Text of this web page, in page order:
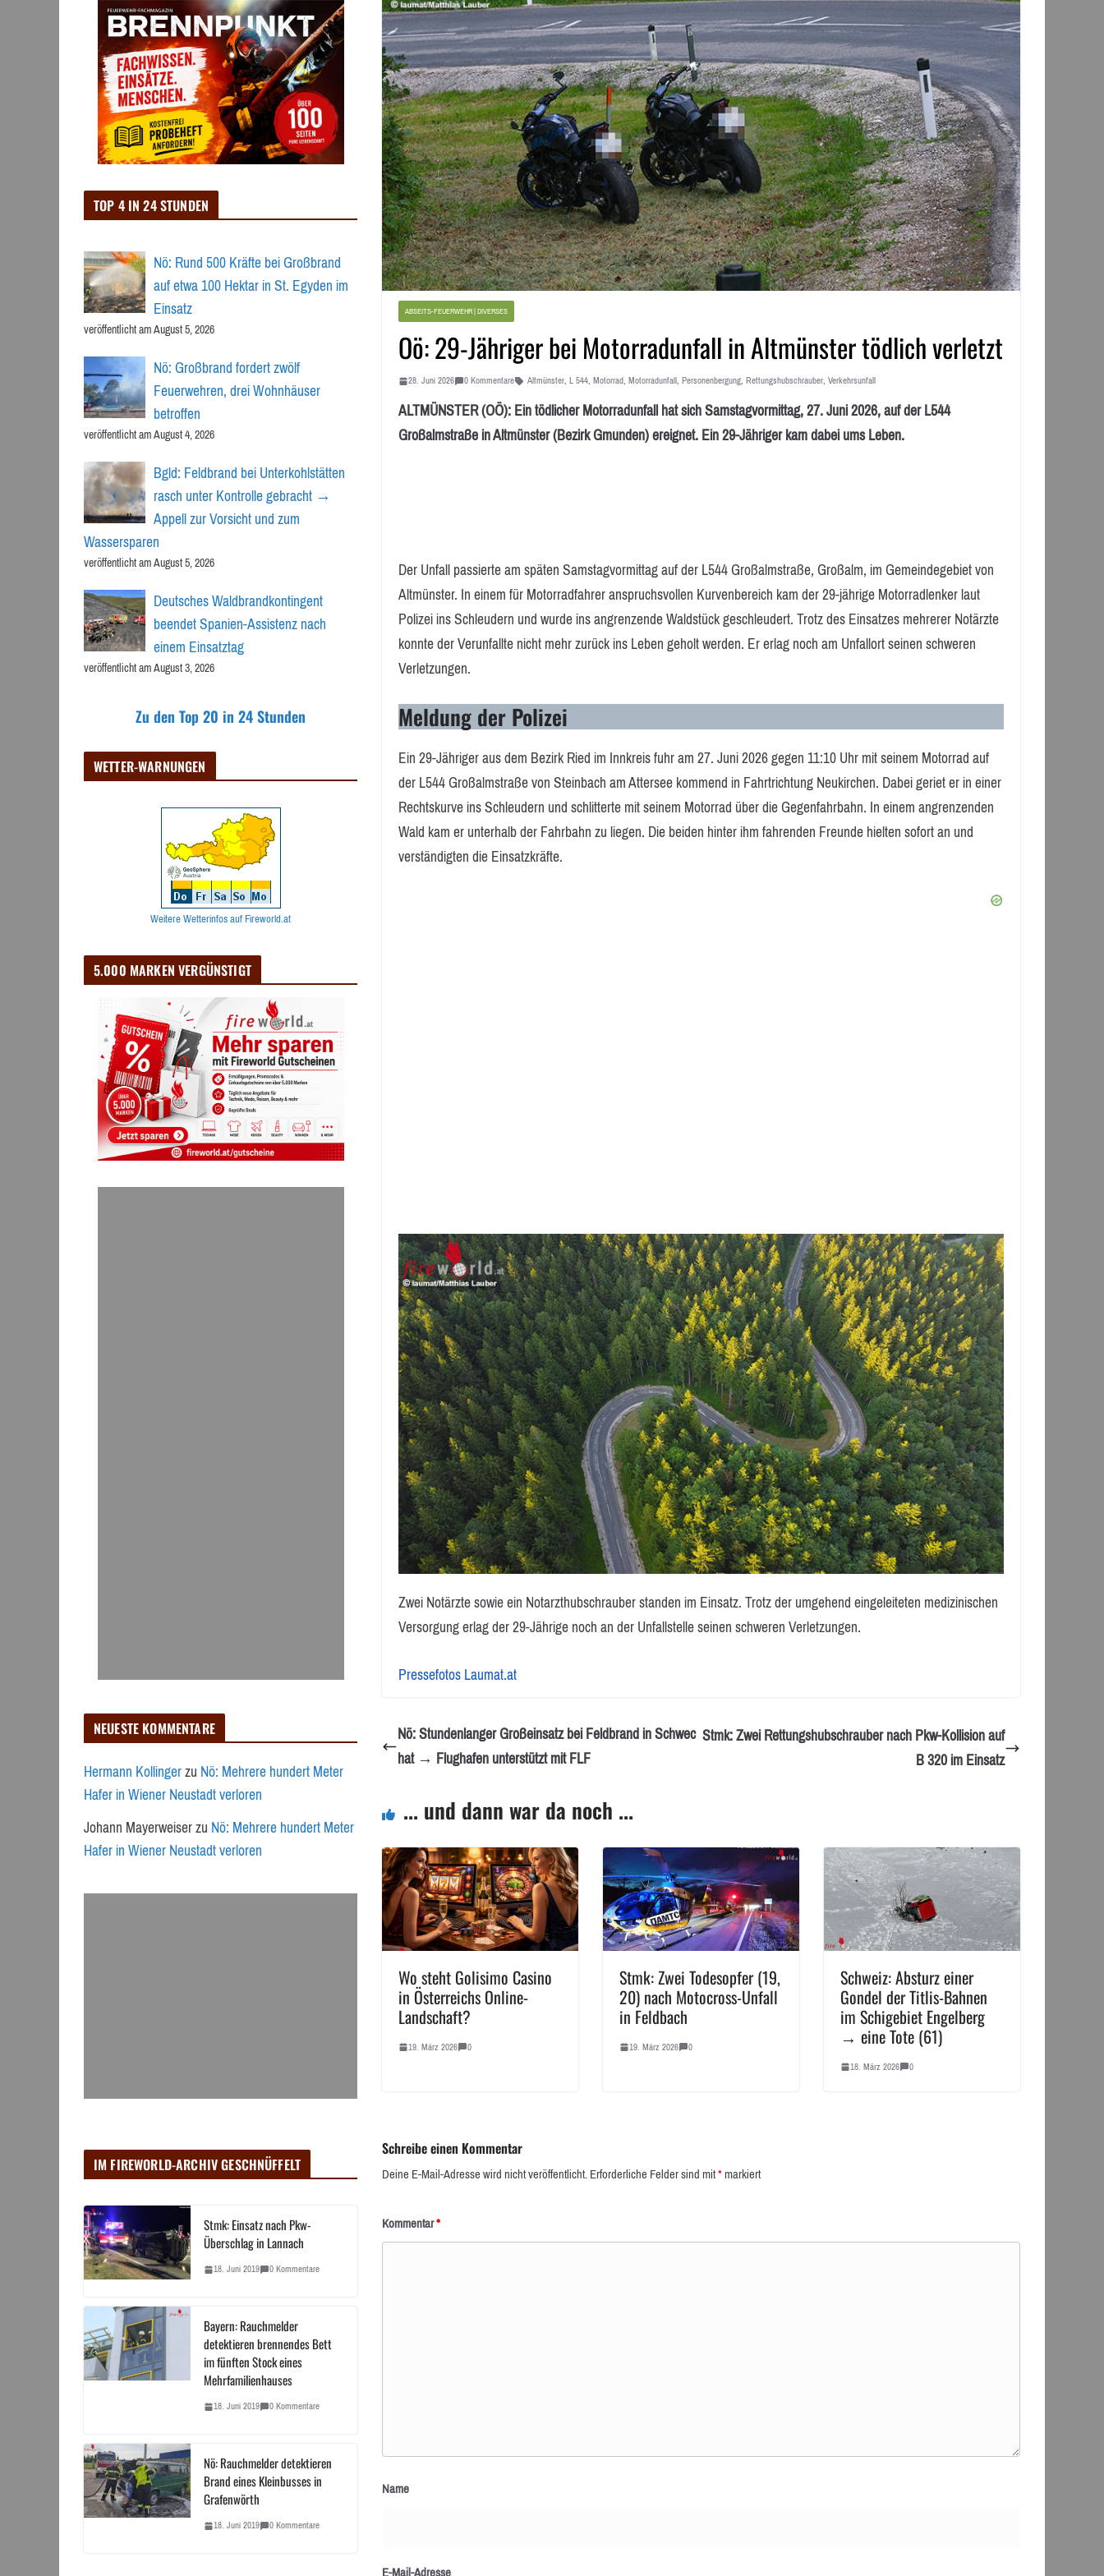
ABSEITS-FEUERWEHR | DIVERSES
Oö: 29-Jähriger bei Motorradunfall in Altmünster tödlich verletzt
28. Juni 2026 0 Kommentare Altmünster, L 544, Motorrad, Motorradunfall, Personenbergung, Rettungshubschrauber, Verkehrsunfall
ALTMÜNSTER (OÖ): Ein tödlicher Motorradunfall hat sich Samstagvormittag, 27. Juni 2026, auf der L544
Großalmstraße in Altmünster (Bezirk Gmunden) ereignet. Ein 29-Jähriger kam dabei ums Leben.
Der Unfall passierte am späten Samstagvormittag auf der L544 Großalmstraße, Großalm, im Gemeindegebiet von
Altmünster. In einem für Motorradfahrer anspruchsvollen Kurvenbereich kam der 29-jährige Motorradlenker laut
Polizei ins Schleudern und wurde ins angrenzende Waldstück geschleudert. Trotz des Einsatzes mehrerer Notärzte
konnte der Verunfallte nicht mehr zurück ins Leben geholt werden. Er erlag noch am Unfallort seinen schweren
Verletzungen.
Meldung der Polizei
Ein 29-Jähriger aus dem Bezirk Ried im Innkreis fuhr am 27. Juni 2026 gegen 11:10 Uhr mit seinem Motorrad auf
der L544 Großalmstraße von Steinbach am Attersee kommend in Fahrtrichtung Neukirchen. Dabei geriet er in einer
Rechtskurve ins Schleudern und schlitterte mit seinem Motorrad über die Gegenfahrbahn. In einem angrenzenden
Wald kam er unterhalb der Fahrbahn zu liegen. Die beiden hinter ihm fahrenden Freunde hielten sofort an und
verständigten die Einsatzkräfte.
Zwei Notärzte sowie ein Notarzthubschrauber standen im Einsatz. Trotz der umgehend eingeleiteten medizinischen
Versorgung erlag der 29-Jährige noch an der Unfallstelle seinen schweren Verletzungen.
Pressefotos Laumat.at
Nö: Stundenlanger Großeinsatz bei Feldbrand in Schwec
hat → Flughafen unterstützt mit FLF
Stmk: Zwei Rettungshubschrauber nach Pkw-Kollision auf
B 320 im Einsatz
... und dann war da noch ...
Wo steht Golisimo Casino
in Österreichs Online-
Landschaft?
19. März 2026 0
Stmk: Zwei Todesopfer (19,
20) nach Motocross-Unfall
in Feldbach
19. März 2026 0
Schweiz: Absturz einer
Gondel der Titlis-Bahnen
im Schigebiet Engelberg
→ eine Tote (61)
18. März 2026 0
Schreibe einen Kommentar
Deine E-Mail-Adresse wird nicht veröffentlicht.Erforderliche Felder sind mit*markiert
Kommentar*
Name
TOP 4 IN 24 STUNDEN
Nö: Rund 500 Kräfte bei Großbrand
auf etwa 100 Hektar in St. Egyden im
Einsatz
veröffentlicht am August 5, 2026
Nö: Großbrand fordert zwölf
Feuerwehren, drei Wohnhäuser
betroffen
veröffentlicht am August 4, 2026
Bgld: Feldbrand bei Unterkohlstätten
rasch unter Kontrolle gebracht →
Appell zur Vorsicht und zum
Wassersparen
veröffentlicht am August 5, 2026
Deutsches Waldbrandkontingent
beendet Spanien-Assistenz nach
einem Einsatztag
veröffentlicht am August 3, 2026
Zu den Top 20 in 24 Stunden
WETTER-WARNUNGEN
Weitere Wetterinfos auf Fireworld.at
5.000 MARKEN VERGÜNSTIGT
NEUESTE KOMMENTARE
Hermann KollingerzuNö: Mehrere hundert Meter
Hafer in Wiener Neustadt verloren
Johann MayerweiserzuNö: Mehrere hundert Meter
Hafer in Wiener Neustadt verloren
IM FIREWORLD-ARCHIV GESCHNÜFFELT
Stmk: Einsatz nach Pkw-
Überschlag in Lannach
18. Juni 2019 0 Kommentare
Bayern: Rauchmelder
detektieren brennendes Bett
im fünften Stock eines
Mehrfamilienhauses
18. Juni 2019 0 Kommentare
Nö: Rauchmelder detektieren
Brand eines Kleinbusses in
Grafenwörth
18. Juni 2019 0 Kommentare